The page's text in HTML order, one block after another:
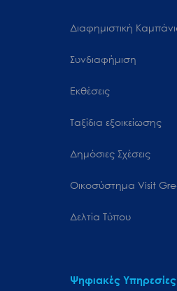
Διαφημιστική
Συνδιαφήμιση
Εκθέσεις
Ταξίδια εξοικείωσης
Δημόσιες Σχέσεις
Oικοσύστημα Visit
Δελτία Τύπου
Ψηφιακές Υπηρεσίες